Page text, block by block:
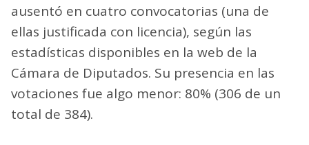
ausentó en cuatro convocatorias (una de
ellas justificada con licencia), según las
estadísticas disponibles en la web de la
Cámara de Diputados. Su presencia en las
votaciones fue algo menor: 80% (306 de un
total de 384).